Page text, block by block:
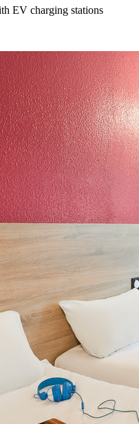
EV charging stations